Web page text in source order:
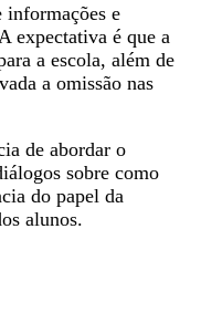
informações e
expectativa é que a
a escola, além de
a omissão nas
de abordar o
sobre como
do papel da
alunos.